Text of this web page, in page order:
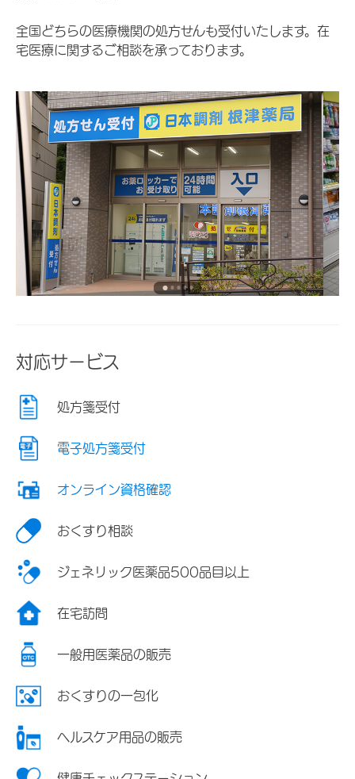
全国どちらの医療機関の処方せんも受付いたします。在
宅医療に関するご相談を承っております。
対応サービス
処方箋受付
電子処方箋受付
オンライン資格確認
おくすり相談
ジェネリック医薬品500品目以上
在宅訪問
一般用医薬品の販売
おくすりの一包化
ヘルスケア用品の販売